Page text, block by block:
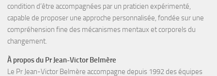
condition d’être accompagnées par un praticien expérimenté,
capable de proposer une approche personnalisée, fondée sur une
compréhension fine des mécanismes mentaux et corporels du
changement.
À propos du Pr Jean-Victor Belmère
Le Pr Jean-Victor Belmère accompagne depuis 1992 des équipes